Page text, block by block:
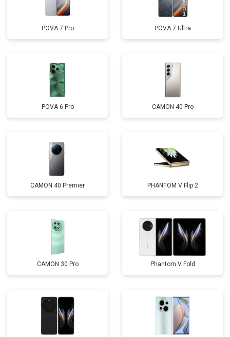
POVA 7 Pro POVA 7 Ultra
POVA 6 Pro CAMON 40 Pro
CAMON 40 Premier PHANTOM V Flip 2
CAMON 30 Pro Phantom V Fold